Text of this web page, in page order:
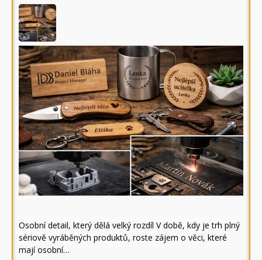
Osobní detail, který dělá velký rozdíl V době, kdy je trh plný
sériově vyráběných produktů, roste zájem o věci, které
mají osobní…